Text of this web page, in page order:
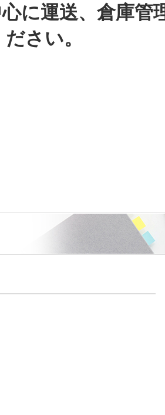
に運送、倉庫
さい。